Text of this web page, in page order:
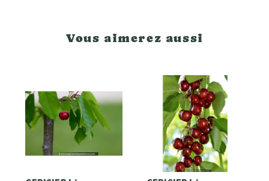
Vous aimerez aussi